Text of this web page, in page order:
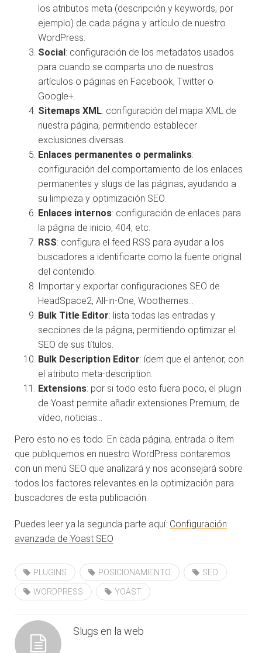
los atributos meta (descripción y keywords, por
ejemplo) de cada página y artículo de nuestro
WordPress.
Social: configuración de los metadatos usados
para cuando se comparta uno de nuestros
artículos o páginas en Facebook, Twitter o
Google+.
Sitemaps XML: configuración del mapa XML de
nuestra página, permitiendo establecer
exclusiones diversas.
Enlaces permanentes o permalinks:
configuración del comportamiento de los enlaces
permanentes y slugs de las páginas, ayudando a
su limpieza y optimización SEO.
Enlaces internos: configuración de enlaces para
la página de inicio, 404, etc.
RSS: configura el feed RSS para ayudar a los
buscadores a identificarte como la fuente original
del contenido.
Importar y exportar configuraciones SEO de
HeadSpace2, All-in-One, Woothemes…
Bulk Title Editor: lista todas las entradas y
secciones de la página, permitiendo optimizar el
SEO de sus títulos.
Bulk Description Editor: ídem que el anterior, con
el atributo meta-description.
Extensions: por si todo esto fuera poco, el plugin
de Yoast permite añadir extensiones Premium, de
vídeo, noticias…
Pero esto no es todo. En cada página, entrada o ítem
que publiquemos en nuestro WordPress contaremos
con un menú SEO que analizará y nos aconsejará sobre
todos los factores relevantes en la optimización para
buscadores de esta publicación.
Puedes leer ya la segunda parte aquí: Configuración
avanzada de Yoast SEO
PLUGINS POSICIONAMIENTO SEO
WORDPRESS YOAST
Slugs en la web